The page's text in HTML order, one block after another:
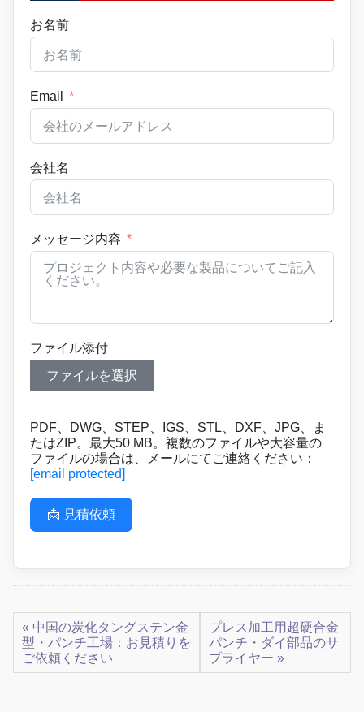
お名前
Email
会社名
メッセージ内容
ファイル添付
ファイルを選択
PDF、DWG、STEP、IGS、STL、DXF、JPG、ま
たはZIP。最大50 MB。複数のファイルや大容量の
ファイルの場合は、メールにてご連絡ください：
[email protected]
📩 見積依頼
« 中国の炭化タングステン金
型・パンチ工場：お見積りを
ご依頼ください
プレス加工用超硬合金
パンチ・ダイ部品のサ
プライヤー »